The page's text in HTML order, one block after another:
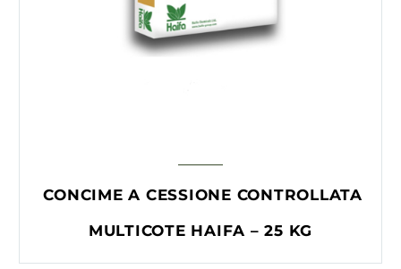
CONCIME A CESSIONE CONTROLLATA
MULTICOTE HAIFA – 25 KG